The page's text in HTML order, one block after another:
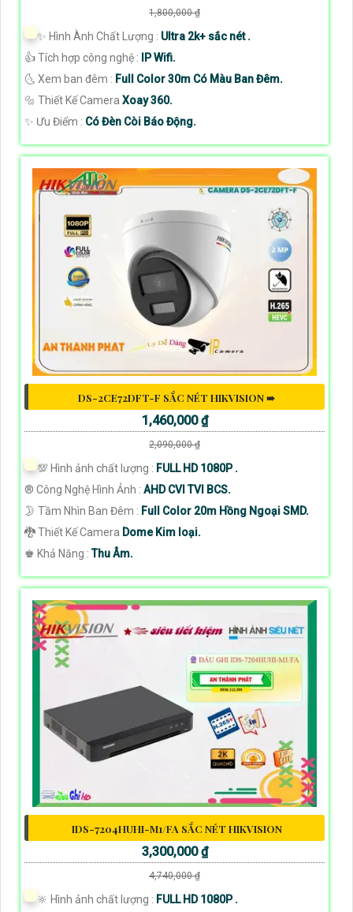
1,800,000 ₫
✨ Hình Ành Chất Lượng : Ultra 2k+ sắc nét .
👍 Tích hợp công nghệ :
IP Wifi.
🌜 Xem ban đêm : Full Color 30m Có Màu Ban Đêm.
🔩 Thiết Kế Camera Xoay 360.
️✨ Ưu Điểm : Có Đèn Còi Báo Động.
DS-2CE72DFT-F SẮC NÉT HIKVISION ➠
1,460,000 ₫
2,090,000 ₫
💯 Hình ảnh chất lượng : FULL HD 1080P .
®️ Công Nghệ Hình Ảnh : AHD CVI TVI BCS.
🌛 Tầm Nhìn Ban Đêm : Full Color 20m Hồng Ngoại SMD.
🐉️ Thiết Kế Camera Dome Kim loại.
️♚ Khả Năng :Thu Âm.
IDS-7204HUHI-M1/FA SẮC NÉT HIKVISION
3,300,000 ₫
4,740,000 ₫
🔆 Hình ảnh chất lượng : FULL HD 1080P .